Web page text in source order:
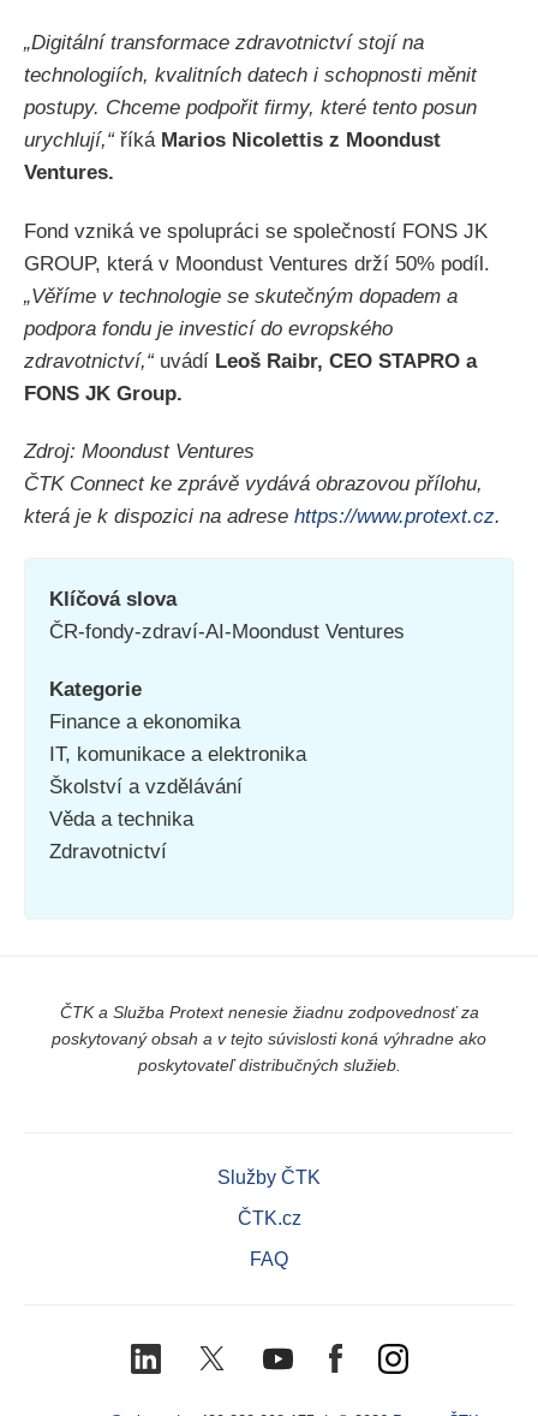
„Digitální transformace zdravotnictví stojí na
technologiích, kvalitních datech i schopnosti měnit
postupy. Chceme podpořit firmy, které tento posun
urychlují,“ říká Marios Nicolettis z Moondust
Ventures.
Fond vzniká ve spolupráci se společností FONS JK
GROUP, která v Moondust Ventures drží 50% podíl.
„Věříme v technologie se skutečným dopadem a
podpora fondu je investicí do evropského
zdravotnictví,“ uvádí Leoš Raibr, CEO STAPRO a
FONS JK Group.
Zdroj: Moondust Ventures
ČTK Connect ke zprávě vydává obrazovou přílohu,
která je k dispozici na adrese https://www.protext.cz.
Klíčová slova
ČR-fondy-zdraví-AI-Moondust Ventures
Kategorie
Finance a ekonomika
IT, komunikace a elektronika
Školství a vzdělávání
Věda a technika
Zdravotnictví
ČTK a Služba Protext nenesie žiadnu zodpovednosť za
poskytovaný obsah a v tejto súvislosti koná výhradne ako
poskytovateľ distribučných služieb.
Služby ČTK
ČTK.cz
FAQ
LinkedIn YoutubeFacebookInstagram